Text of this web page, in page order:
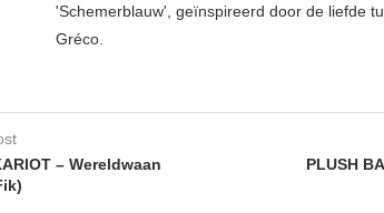
'Schemerblauw', geïnspireerd door de liefde
Gréco.
– Wereldwaan
PLUSH